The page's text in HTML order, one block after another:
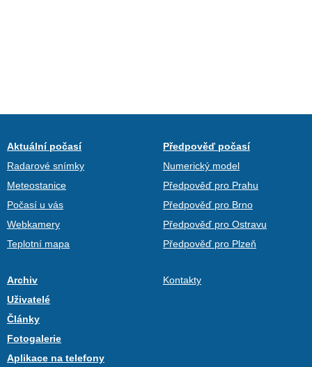
Aktuální počasí
Radarové snímky
Meteostanice
Počasí u vás
Webkamery
Teplotní mapa
Předpověď počasí
Numerický model
Předpověď pro Prahu
Předpověď pro Brno
Předpověď pro Ostravu
Předpověď pro Plzeň
Archiv
Uživatelé
Články
Fotogalerie
Aplikace na telefony
Kontakty